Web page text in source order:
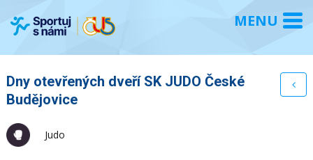
Dny otevřených dveří SK JUDO České
Budějovice
Judo